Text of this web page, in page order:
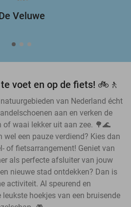
Veluwe
voet en op de fiets! 🚲🚶
van Nederland écht
aan en verken de
of waai lekker uit aan zee. 🌳🌊
wel een pauze verdiend? Kies dan
of fietsarrangement! Geniet van
als perfecte afsluiter van jouw
nieuwe stad ontdekken? Dan is
activiteit. Al speurend en
hoekjes van een bruisende